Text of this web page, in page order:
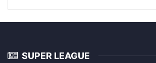
SUPER LEAGUE